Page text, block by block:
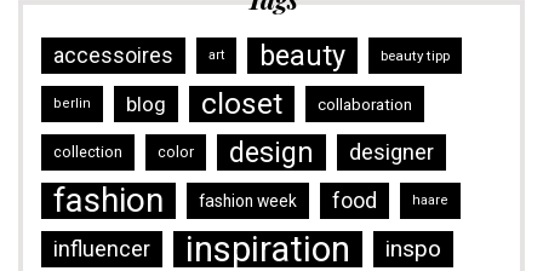
accessoires art beauty beauty tipp
berlin blog closet collaboration
collection color design designer
fashion fashion week food haare
influencer inspiration inspo